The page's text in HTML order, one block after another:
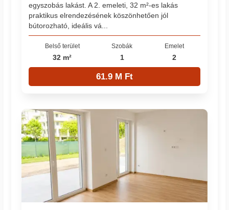
egyszobás lakást. A 2. emeleti, 32 m²-es lakás
praktikus elrendezésének köszönhetően jól
bútorozható, ideális vá...
Belső terület
32 m²
Szobák
1
Emelet
2
61.9 M Ft